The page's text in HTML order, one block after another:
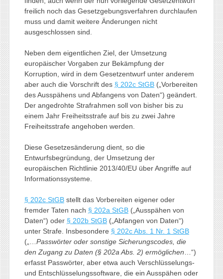
freilich noch das Gesetzgebungsverfahren durchlaufen
muss und damit weitere Änderungen nicht
ausgeschlossen sind.
Neben dem eigentlichen Ziel, der Umsetzung
europäischer Vorgaben zur Bekämpfung der
Korruption, wird in dem Gesetzentwurf unter anderem
aber auch die Vorschrift des § 202c StGB(„Vorbereiten
des Ausspähens und Abfangens von Daten“) geändert.
Der angedrohte Strafrahmen soll von bisher bis zu
einem Jahr Freiheitsstrafe auf bis zu zwei Jahre
Freiheitsstrafe angehoben werden.
Diese Gesetzesänderung dient, so die
Entwurfsbegründung, der Umsetzung der
europäischen Richtlinie 2013/40/EU über Angriffe auf
Informationssysteme.
§ 202c StGBstellt das Vorbereiten eigener oder
fremder Taten nach § 202a StGB(„Ausspähen von
Daten“) oder § 202b StGB(„Abfangen von Daten“)
unter Strafe. Insbesondere § 202c Abs. 1 Nr. 1 StGB
(„… Passwörter oder sonstige Sicherungscodes, die
den Zugang zu Daten (§ 202a Abs. 2) ermöglichen …“)
erfasst Passwörter, aber etwa auch Verschlüsselungs-
und Entschlüsselungssoftware, die ein Ausspähen oder